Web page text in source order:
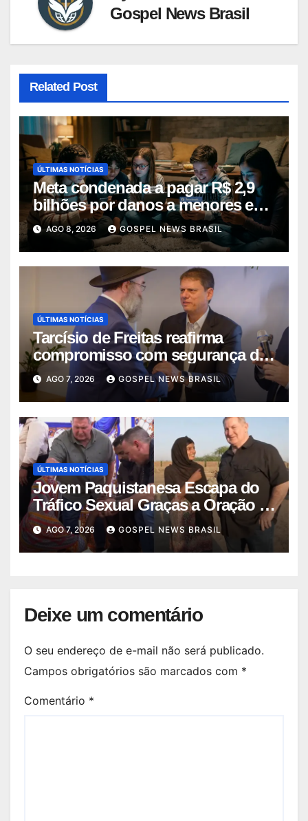
Gospel News Brasil
Related Post
ÚLTIMAS NOTÍCIAS
Meta condenada a pagar R$ 2,9
bilhões por danos a menores em
decis…
AGO 8, 2026 GOSPEL NEWS BRASIL
ÚLTIMAS NOTÍCIAS
Tarcísio de Freitas reafirma
compromisso com segurança da
comunid…
AGO 7, 2026 GOSPEL NEWS BRASIL
ÚLTIMAS NOTÍCIAS
Jovem Paquistanesa Escapa do
Tráfico Sexual Graças a Oração e
I…AGO 7, 2026 GOSPEL NEWS BRASIL
Deixe um comentário
O seu endereço de e-mail não será publicado.
Campos obrigatórios são marcados com *
Comentário *